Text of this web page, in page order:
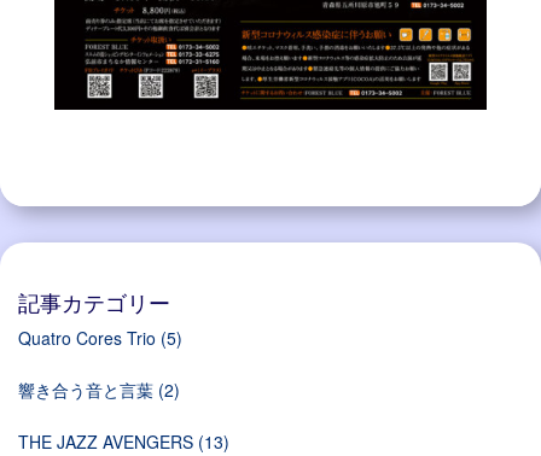
記事カテゴリー
Quatro Cores Trio (5)
響き合う音と言葉 (2)
THE JAZZ AVENGERS (13)